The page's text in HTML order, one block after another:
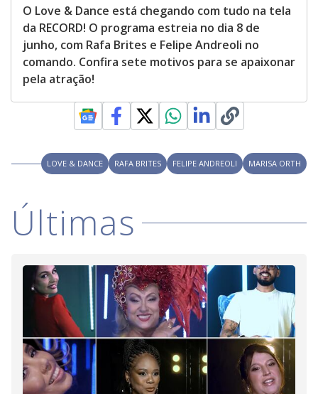
O Love & Dance está chegando com tudo na tela
da RECORD! O programa estreia no dia 8 de
junho, com Rafa Brites e Felipe Andreoli no
comando. Confira sete motivos para se apaixonar
pela atração!
LOVE & DANCE RAFA BRITES FELIPE ANDREOLI MARISA ORTH
Últimas